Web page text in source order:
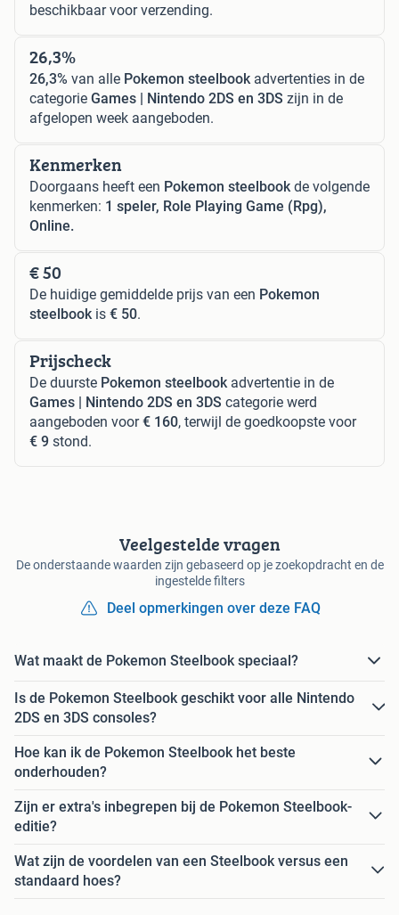
beschikbaar voor verzending.
26,3%
26,3% van alle Pokemon steelbookadvertenties in de
categorie Games | Nintendo 2DS en 3DS zijn in de
afgelopen week aangeboden.
Kenmerken
Doorgaans heeft een Pokemon steelbookde volgende
kenmerken: 1 speler, Role Playing Game (Rpg),
Online.
€ 50
De huidige gemiddelde prijs van een Pokemon
steelbookis € 50.
Prijscheck
De duurste Pokemon steelbookadvertentie in de
Games | Nintendo 2DS en 3DS categorie werd
aangeboden voor€ 160, terwijl de goedkoopste voor
€ 9 stond.
Veelgestelde vragen
De onderstaande waarden zijn gebaseerd op je zoekopdracht en de
ingestelde filters
Deel opmerkingen over deze FAQ
Wat maakt de Pokemon Steelbook speciaal?
Is de Pokemon Steelbook geschikt voor alle Nintendo
2DS en 3DS consoles?
Hoe kan ik de Pokemon Steelbook het beste
onderhouden?
Zijn er extra's inbegrepen bij de Pokemon Steelbook-
editie?
Wat zijn de voordelen van een Steelbook versus een
standaard hoes?